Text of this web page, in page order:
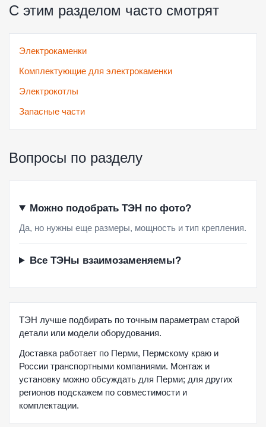
С этим разделом часто смотрят
Электрокаменки
Комплектующие для электрокаменки
Электрокотлы
Запасные части
Вопросы по разделу
Можно подобрать ТЭН по фото?
Да, но нужны еще размеры, мощность и тип крепления.
Все ТЭНы взаимозаменяемы?
ТЭН лучше подбирать по точным параметрам старой
детали или модели оборудования.
Доставка работает по Перми, Пермскому краю и
России транспортными компаниями. Монтаж и
установку можно обсуждать для Перми; для других
регионов подскажем по совместимости и
комплектации.